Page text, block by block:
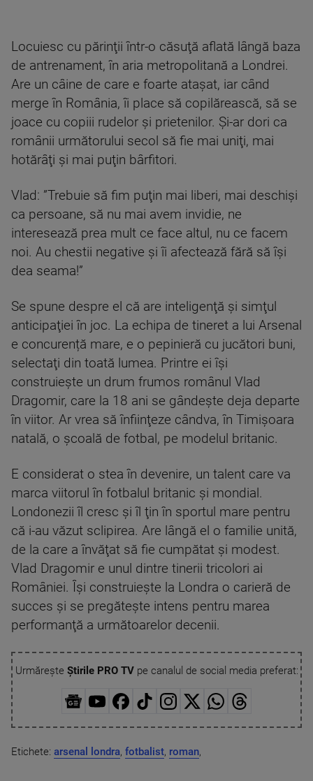
Locuiesc cu părinţii într-o căsuţă aflată lângă baza
de antrenament, în aria metropolitană a Londrei.
Are un câine de care e foarte ataşat, iar când
merge în România, îi place să copilărească, să se
joace cu copiii rudelor şi prietenilor. Şi-ar dori ca
românii următorului secol să fie mai uniţi, mai
hotărâţi şi mai puţin bârfitori.
Vlad: ”Trebuie să fim puţin mai liberi, mai deschişi
ca persoane, să nu mai avem invidie, ne
interesează prea mult ce face altul, nu ce facem
noi. Au chestii negative și îi afectează fără să îşi
dea seama!”
Se spune despre el că are inteligenţă şi simţul
anticipaţiei în joc. La echipa de tineret a lui Arsenal
e concurență mare, e o pepinieră cu jucători buni,
selectaţi din toată lumea. Printre ei îşi
construieşte un drum frumos românul Vlad
Dragomir, care la 18 ani se gândeşte deja departe
în viitor. Ar vrea să înfiinţeze cândva, în Timişoara
natală, o şcoală de fotbal, pe modelul britanic.
E considerat o stea în devenire, un talent care va
marca viitorul în fotbalul britanic şi mondial.
Londonezii îl cresc şi îl ţin în sportul mare pentru
că i-au văzut sclipirea. Are lângă el o familie unită,
de la care a învăţat să fie cumpătat şi modest.
Vlad Dragomir e unul dintre tinerii tricolori ai
României. Îşi construieşte la Londra o carieră de
succes şi se pregăteşte intens pentru marea
performanţă a următoarelor decenii.
Urmărește Știrile PRO TVpe canalul de social media preferat:
Etichete: arsenal londra, fotbalist, roman,